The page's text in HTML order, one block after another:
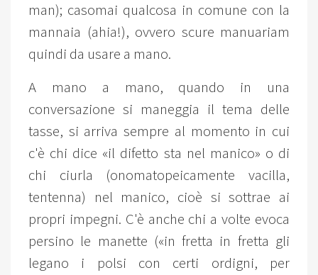
man); casomai qualcosa in comune con la
mannaia (ahia!), ovvero scure manuariam
quindi da usare a mano.
A mano a mano, quando in una
conversazione si maneggia il tema delle
tasse, si arriva sempre al momento in cui
c'è chi dice «il difetto sta nel manico» o di
chi ciurla (onomatopeicamente vacilla,
tentenna) nel manico, cioè si sottrae ai
propri impegni. C'è anche chi a volte evoca
persino le manette («in fretta in fretta gli
legano i polsi con certi ordigni, per